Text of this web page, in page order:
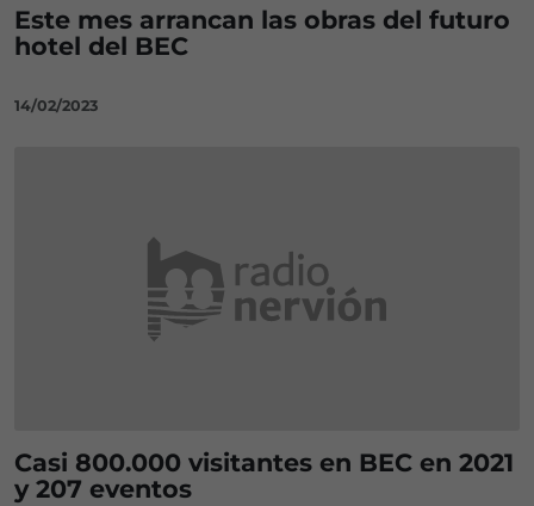
Este mes arrancan las obras del futuro
hotel del BEC
14/02/2023
Casi 800.000 visitantes en BEC en 2021
y 207 eventos